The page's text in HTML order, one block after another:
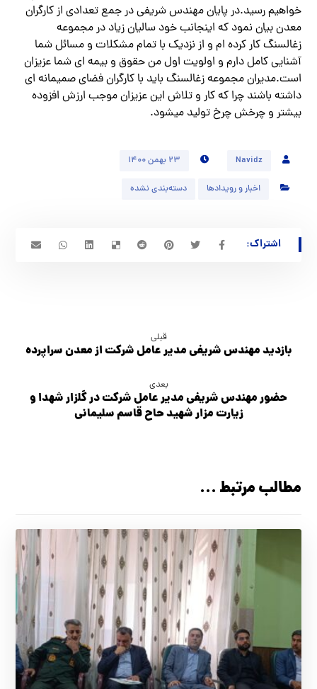
خواهیم رسید.در پایان مهندس شریفی در جمع تعدادی از کارگران
معدن بیان نمود که اینجانب خود سالیان زیاد در مجموعه
زغالسنگ کار کرده ام و از نزدیک با تمام مشکلات و مسائل شما
آشنایی کامل دارم و اولویت اول من حقوق و بیمه ای شما عزیزان
است.مدیران مجموعه زغالسنگ باید با کارگران فضای صمیمانه ای
داشته باشند چرا که کار و تلاش این عزیزان موجب ارزش افزوده
بیشتر و چرخش چرخ تولید میشود.
Navidz ۲۳ بهمن ۱۴۰۰
اخبار و رویدادها دسته‌بندی نشده
قبلی
بازدید مهندس شریفی مدیر عامل شرکت از معدن سراپرده
بعدی
حضور مهندس شریفی مدیر عامل شرکت در گلزار شهدا و
زیارت مزار شهید حاح قاسم سلیمانی
مطالب مرتبط ...